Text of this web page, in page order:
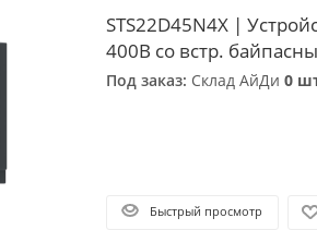
STS22D45N4X |
400В со встр.
Под заказ: Склад АйДи 0
Быстрый просмотр